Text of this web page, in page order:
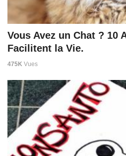
Vous Avez un Chat ? 10
Facilitent la Vie.
475K Vues